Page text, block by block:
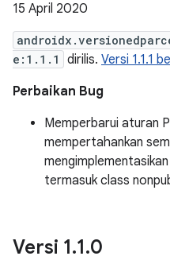
15 April 2020
e:1.1.1
dirilis. Versi 1.1.1
Perbaikan Bug
Memperbarui aturan
mempertahankan
mengimplementasikan
termasuk class
Versi 1.1.0